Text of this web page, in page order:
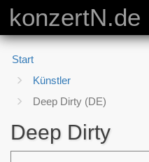
konzertN.de
Start
Künstler
Deep Dirty (DE)
Deep Dirty